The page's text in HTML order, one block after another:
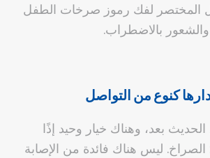
المختصر لفك رموز صرخات الطفل
والشعور بالاضطراب.
كنوع من التواصل
بعد، وهناك خيار وحيد إذًا
ليس هناك فائدة من الإصابة